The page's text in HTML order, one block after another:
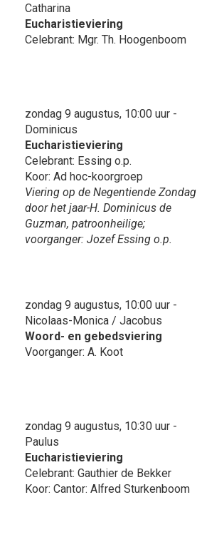
Catharina
Eucharistieviering
Celebrant: Mgr. Th. Hoogenboom
zondag 9 augustus, 10:00 uur -
Dominicus
Eucharistieviering
Celebrant: Essing o.p.
Koor: Ad hoc-koorgroep
Viering op de Negentiende Zondag
door het jaar-H. Dominicus de
Guzman, patroonheilige;
voorganger: Jozef Essing o.p.
zondag 9 augustus, 10:00 uur -
Nicolaas-Monica / Jacobus
Woord- en gebedsviering
Voorganger: A. Koot
zondag 9 augustus, 10:30 uur -
Paulus
Eucharistieviering
Celebrant: Gauthier de Bekker
Koor: Cantor: Alfred Sturkenboom